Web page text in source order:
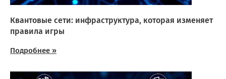
Квантовые сети: инфраструктура, которая изменяет
правила игры
Подробнее »